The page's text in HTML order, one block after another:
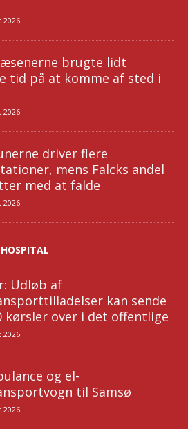
2026
brugte lidt
tid på at komme af sted i
2026
driver flere
mens Falcks andel
med at falde
2026
Udløb af
kan sende
kørsler over i det offentlige
2026
og el-
til Samsø
2026